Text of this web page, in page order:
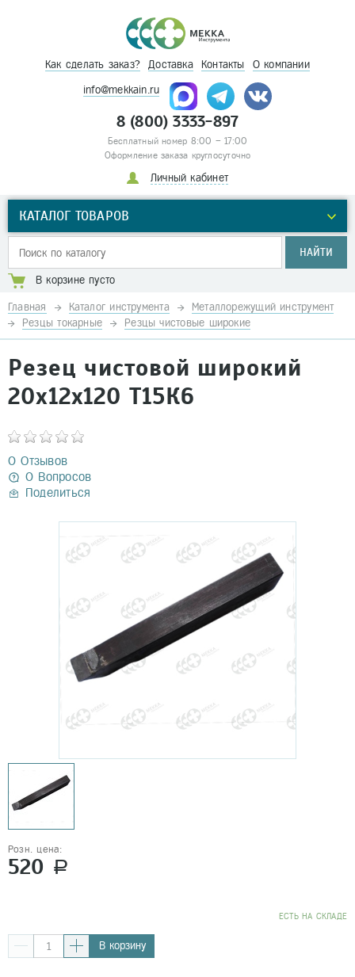
Как сделать заказ? Доставка Контакты О компании
info@mekkain.ru
8 (800) 3333-897
Бесплатный номер 8:00 – 17:00
Оформление заказа круглосуточно
Личный кабинет
КАТАЛОГ ТОВАРОВ
НАЙТИ
В корзине пусто
Главная Каталог инструмента
Металлорежущий инструмент
Резцы токарные
Резцы чистовые широкие
Резец чистовой широкий
20х12х120 Т15К6
0 Отзывов
0 Вопросов
Поделиться
Розн. цена:
520 a
EСТЬ НА СКЛАДЕ
В корзину